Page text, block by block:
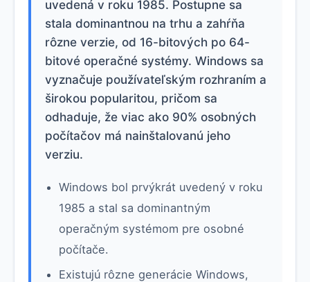
uvedená v roku 1985. Postupne sa
stala dominantnou na trhu a zahŕňa
rôzne verzie, od 16-bitových po 64-
bitové operačné systémy. Windows sa
vyznačuje používateľským rozhraním a
širokou popularitou, pričom sa
odhaduje, že viac ako 90% osobných
počítačov má nainštalovanú jeho
verziu.
Windows bol prvýkrát uvedený v roku
1985 a stal sa dominantným
operačným systémom pre osobné
počítače.
Existujú rôzne generácie Windows,